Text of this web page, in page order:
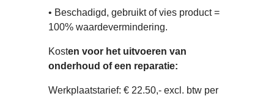
• Beschadigd, gebruikt of vies product =
100% waardevermindering.
Kosten voor het uitvoeren van
onderhoud of een reparatie:
Werkplaatstarief: € 22.50,- excl. btw per